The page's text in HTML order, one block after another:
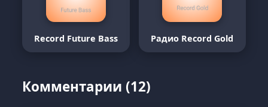
Record Future Bass Радио Record Gold
Комментарии (12)